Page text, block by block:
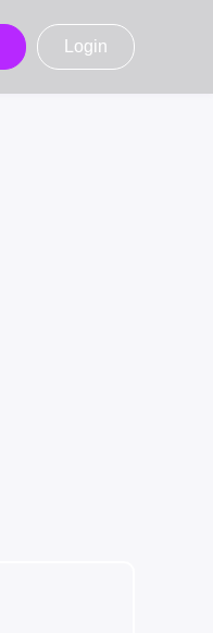
Login